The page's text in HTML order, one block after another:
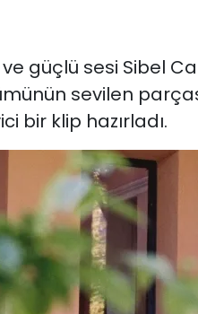
güçlü sesi Sibel
sevilen
bir klip hazırladı.